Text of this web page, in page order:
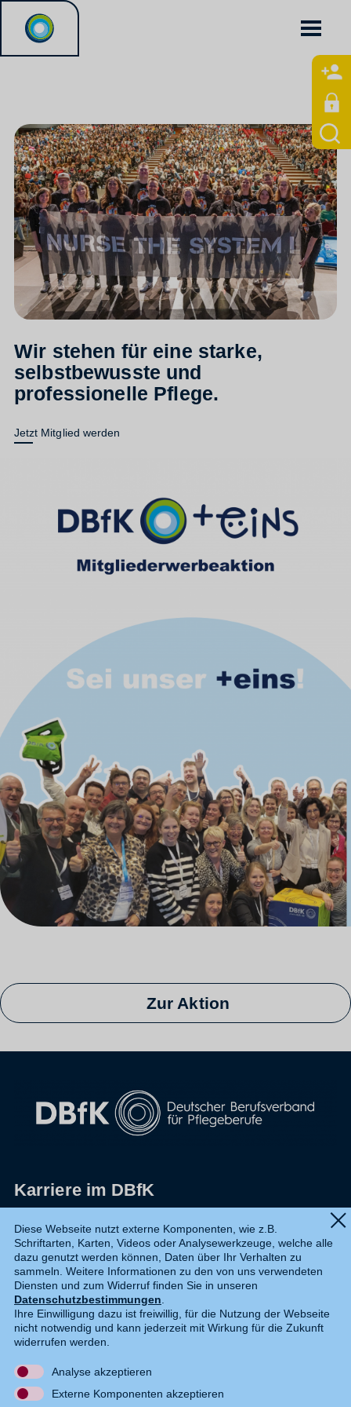
Wir stehen für eine starke,
selbstbewusste und
professionelle Pflege.
Jetzt Mitglied werden
Zur Aktion
Karriere im DBfK
Datenschutz
Shop
Widerruf
Kontakt
DE EN
Diese Webseite nutzt externe Komponenten, wie z.B.
Schriftarten, Karten, Videos oder Analysewerkzeuge, welche alle
dazu genutzt werden können, Daten über Ihr Verhalten zu
sammeln. Weitere Informationen zu den von uns verwendeten
Diensten und zum Widerruf finden Sie in unseren
Datenschutzbestimmungen.
Ihre Einwilligung dazu ist freiwillig, für die Nutzung der Webseite
nicht notwendig und kann jederzeit mit Wirkung für die Zukunft
widerrufen werden.
Analyse akzeptieren
Externe Komponenten akzeptieren